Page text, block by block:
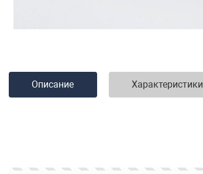
Описание Характеристики